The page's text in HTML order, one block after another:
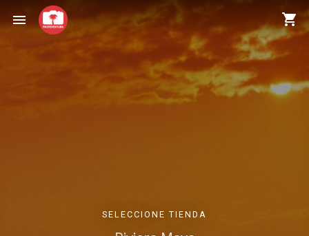
menu shopping_cart
SELECCIONE TIENDA